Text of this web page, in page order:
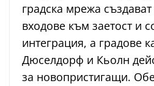
градска мрежа
входове към заетост и
интеграция, а градове
Дюселдорф и Кьолн
за новопристигащи.